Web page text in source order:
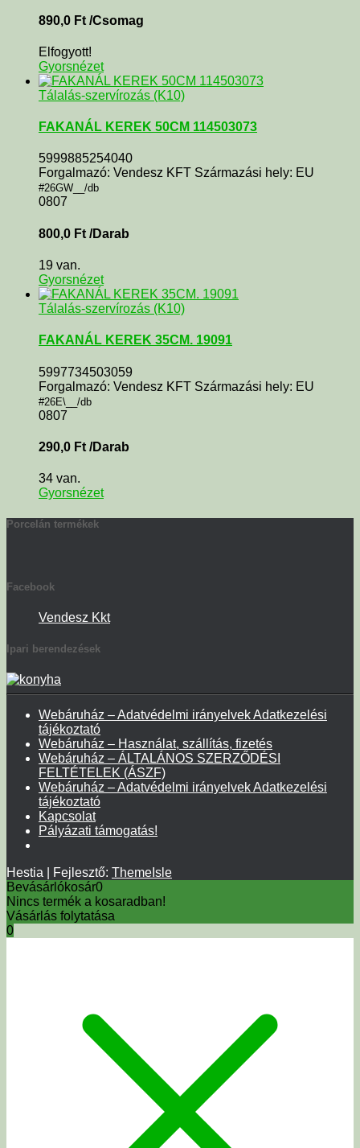
890,0 Ft /Csomag
Elfogyott!
Gyorsnézet
Tálalás-szervírozás (K10)
FAKANÁL KEREK 50CM 114503073
5999885254040
Forgalmazó: Vendesz KFT Származási hely: EU
#26GW__/db
0807
800,0 Ft /Darab
19 van.
Gyorsnézet
Tálalás-szervírozás (K10)
FAKANÁL KEREK 35CM. 19091
5997734503059
Forgalmazó: Vendesz KFT Származási hely: EU
#26E\__/db
0807
290,0 Ft /Darab
34 van.
Gyorsnézet
Porcelán termékek
Facebook
Vendesz Kkt
Ipari berendezések
Webáruház – Adatvédelmi irányelvek Adatkezelési
tájékoztató
Webáruház – Használat, szállítás, fizetés
Webáruház – ÁLTALÁNOS SZERZŐDÉSI
FELTÉTELEK (ÁSZF)
Webáruház – Adatvédelmi irányelvek Adatkezelési
tájékoztató
Kapcsolat
Pályázati támogatás!
Hestia | Fejlesztő: ThemeIsle
Bevásárlókosár0
Nincs termék a kosaradban!
Vásárlás folytatása
0